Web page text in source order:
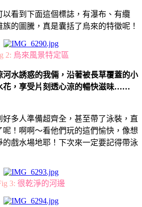
看到下面這個標誌，有瀑布、有纜
的圖騰，真是囊括了烏來的特徵呢！
2: 烏來風景特定區
水誘惑的我倆，沿著被長草覆蓋的小
花，享受片刻透心涼的暢快滋味……
多人準備超齊全，甚至帶了泳裝，直
！啊啊～看他們玩的這們愉快，像想
戲水場地耶！下次來一定要記得帶泳
3: 很乾淨的河邊